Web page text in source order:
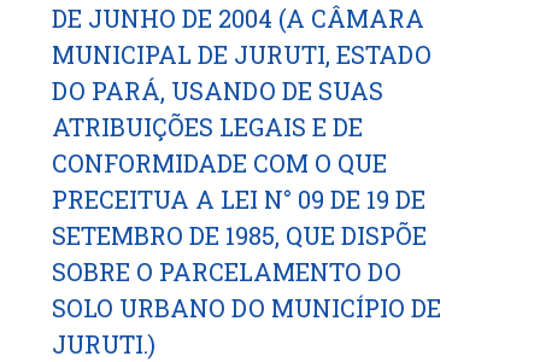
DE JUNHO DE 2004 (A CÂMARA
MUNICIPAL DE JURUTI, ESTADO
DO PARÁ, USANDO DE SUAS
ATRIBUIÇÕES LEGAIS E DE
CONFORMIDADE COM O QUE
PRECEITUA A LEI N° 09 DE 19 DE
SETEMBRO DE 1985, QUE DISPÕE
SOBRE O PARCELAMENTO DO
SOLO URBANO DO MUNICÍPIO DE
JURUTI.)